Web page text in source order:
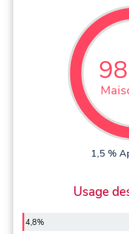
1,5 %
Usage
4,8%